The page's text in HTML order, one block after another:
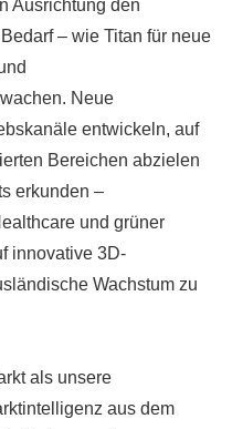
Ausrichtung den
– wie Titan für neue
Neue
entwickeln, auf
Bereichen abzielen
erkunden –
und grüner
innovative 3D-
Wachstum zu
als unsere
aus dem